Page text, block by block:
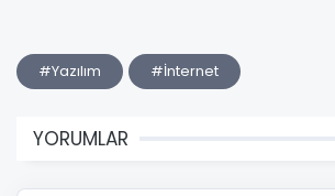
#Yazılım #İnternet
YORUMLAR